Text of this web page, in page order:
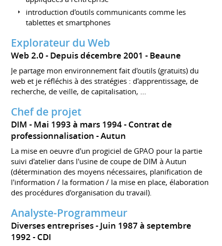
introduction d'outils communicants comme les
tablettes et smartphones
Explorateur du Web
Web 2.0 Depuis décembre 2001 Beaune
Je partage mon environnement fait d'outils (gratuits) du
web et je réfléchis à des stratégies : d'apprentissage, de
recherche, de veille, de capitalisation, ...
Chef de projet
DIM Mai 1993 à mars 1994 Contrat de
professionnalisation
Autun
La mise en oeuvre d'un progiciel de GPAO pour la partie
suivi d'atelier dans l'usine de coupe de DIM à Autun
(détermination des moyens nécessaires, planification de
l'information / la formation / la mise en place, élaboration
des procédures d'organisation du travail).
Analyste-Programmeur
Diverses entreprises
Juin 1987 à septembre
1992 CDI